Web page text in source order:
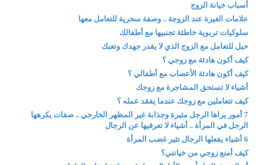
أسباب خيانة الزوج
علامات الغيرة عند الزوجة .. وصفة سحرية للتعامل معها
سلوكيات تربوية خاطئة تجنبيها مع أطفالك
حيل للتعامل مع الزوج الذي لا يقدر جهدك وتعبك
كيف أكون هادئة مع زوجي ؟
كيف أكون هادئة الأعصاب مع أطفالي ؟
أشياء لا تستحق المشاجرة مع زوجك
كيف تتعاملين مع زوجك عندما يفقد عمله ؟
7 أمور يراها الرجل مثيرة وجذابة غير المظهر الخارجي .. صفات يكرهها
الرجل في المرأة .. أشياء لا تعرفيها عن الرجال
6 أشياء يفعلها الرجال تثير غضب المرأة
كيف أمنع زوجي من خيانتي؟